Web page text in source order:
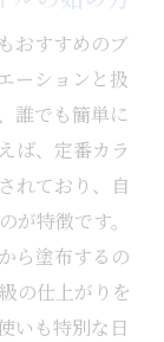
おすすめのブ
ーションと扱
誰でも簡単に
ば、定番カラ
れており、自
が特徴です。
ら塗布するの
の仕上がりを
いも特別な日